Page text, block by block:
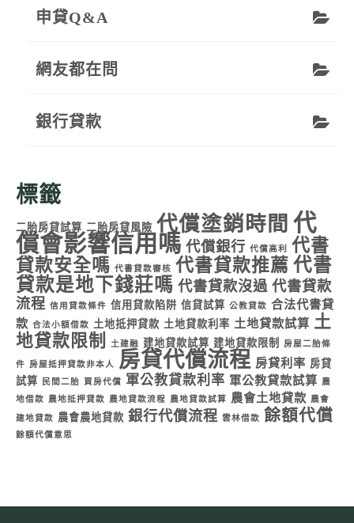
申貸Q&A
網友都在問
銀行貸款
標籤
二胎房貸試算 二胎房貸風險 代償塗銷時間 代
償會影響信用嗎 代償銀行 代償高利
代書
貸款安全嗎 代書貸款審核 代書貸款推薦 代書
貸款是地下錢莊嗎 代書貸款沒過 代書貸款
流程 信用貸款條件 信用貸款陷阱 信貸試算 公教貸款 合法代書貸
款 合法小額借款 土地抵押貸款 土地貸款利率 土地貸款試算 土
地貸款限制
土建融 建地貸款試算 建地貸款限制 房屋二胎條
件 房屋抵押貸款非本人 房貸代償流程 房貸利率 房貸
試算
民間二胎 買房代償 軍公教貸款利率 軍公教貸款試算
農
地借款
農地抵押貸款 農地貸款流程 農地貸款試算 農會土地貸款 農會
建地貸款 農會農地貸款 銀行代償流程 雲林借款 餘額代償
餘額代償意思